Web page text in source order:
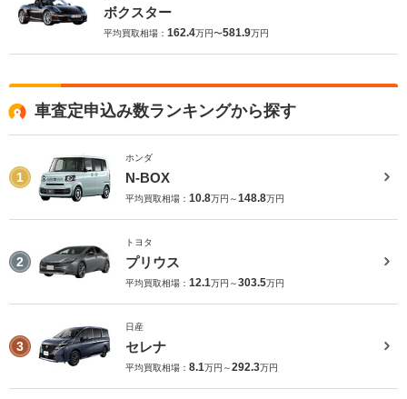
ボクスター
平均買取相場： 162.4万円〜581.9万円
車査定申込み数ランキングから探す
1
ホンダ
N-BOX
平均買取相場： 10.8万円～148.8万円
2
トヨタ
プリウス
平均買取相場： 12.1万円～303.5万円
3
日産
セレナ
平均買取相場： 8.1万円～292.3万円